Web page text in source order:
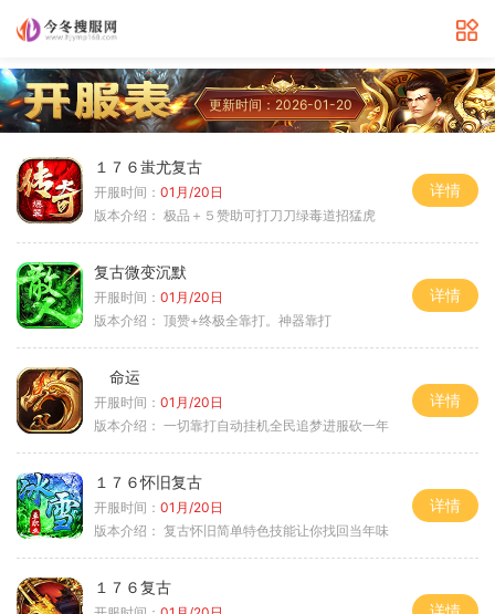
更新时间：2026-01-20
１７６蚩尤复古
开服时间： 01月/20日
版本介绍： 极品＋５赞助可打刀刀绿毒道招猛虎
详情
复古微变沉默
开服时间： 01月/20日
版本介绍： 顶赞+终极全靠打。神器靠打
详情
命运
开服时间： 01月/20日
版本介绍： 一切靠打自动挂机全民追梦进服砍一年
详情
１７６怀旧复古
开服时间： 01月/20日
版本介绍： 复古怀旧简单特色技能让你找回当年味
详情
１７６复古